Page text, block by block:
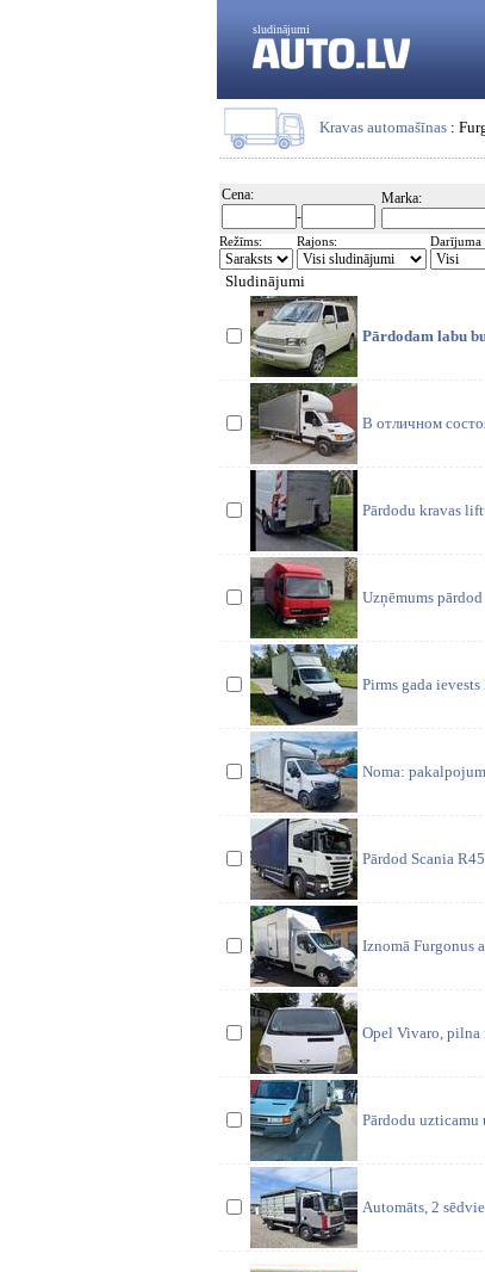
sludinājumi
Kravas automašīnas :
Cena:
-
Marka:
Režīms: Rajons: Darījuma
Sludinājumi
Pārdodam labu
В отличном
Pārdodu kravas
Uzņēmums
Pirms gada
Noma:
Pārdod Scania
Iznomā Furgonus
Opel Vivaro, pilna
Pārdodu uzticamu
Automāts, 2